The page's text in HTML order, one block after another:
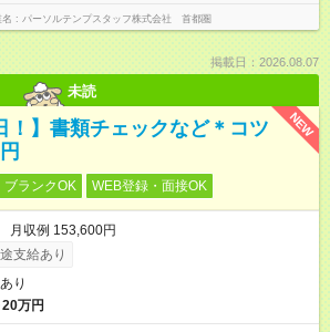
パーソルテンプスタッフ株式会社 首都圏
掲載日：2026.08.07
未読
NEW
！】書類チェックなど＊コツ
ブランクOK WEB登録・面接OK
収例 153,600円
支給あり
り
万円